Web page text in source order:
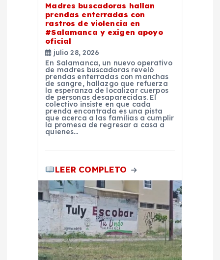
Madres buscadoras hallan
prendas enterradas con
rastros de violencia en
#Salamanca y exigen apoyo
oficial
julio 28, 2026
En Salamanca, un nuevo operativo
de madres buscadoras reveló
prendas enterradas con manchas
de sangre, hallazgo que refuerza
la esperanza de localizar cuerpos
de personas desaparecidas. El
colectivo insiste en que cada
prenda encontrada es una pista
que acerca a las familias a cumplir
la promesa de regresar a casa a
quienes…
LEER COMPLETO